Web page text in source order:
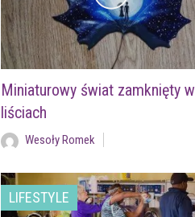
Miniaturowy świat zamknięty w
liściach
Wesoły Romek
LIFESTYLE